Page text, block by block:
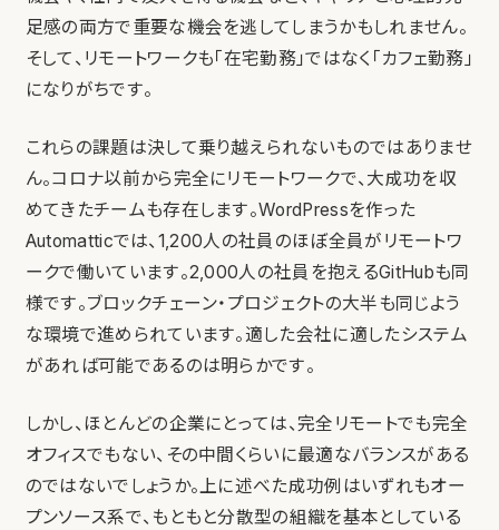
足感の両方で重要な機会を逃してしまうかもしれません。
そして、リモートワークも「在宅勤務」ではなく「カフェ勤務」
になりがちです。
これらの課題は決して乗り越えられないものではありませ
ん。コロナ以前から完全にリモートワークで、大成功を収
めてきたチームも存在します。WordPressを作った
Automatticでは、1,200人の社員のほぼ全員がリモートワ
ークで働いています。2,000人の社員を抱えるGitHubも同
様です。ブロックチェーン・プロジェクトの大半も同じよう
な環境で進められています。適した会社に適したシステム
があれば可能であるのは明らかです。
しかし、ほとんどの企業にとっては、完全リモートでも完全
オフィスでもない、その中間くらいに最適なバランスがある
のではないでしょうか。上に述べた成功例はいずれもオー
プンソース系で、もともと分散型の組織を基本としている